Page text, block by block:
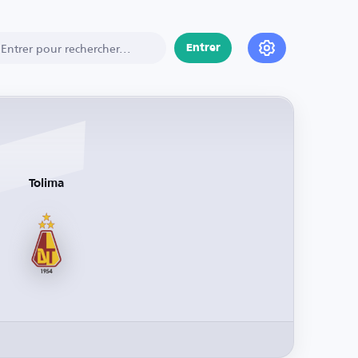
Entrer
Tolima